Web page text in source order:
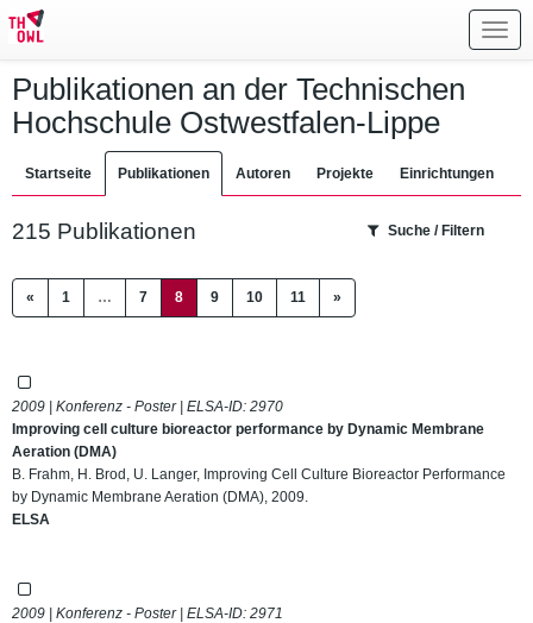
Publikationen an der Technischen
Hochschule Ostwestfalen-Lippe
Startseite Publikationen Autoren Projekte Einrichtungen
215 Publikationen Suche / Filtern
« 1 … 7 8(current)
9 10 11 »
2009 | Konferenz - Poster | ELSA-ID: 2970
Improving cell culture bioreactor performance by Dynamic Membrane
Aeration (DMA)
B. Frahm, H. Brod, U. Langer, Improving Cell Culture Bioreactor Performance
by Dynamic Membrane Aeration (DMA), 2009.
ELSA
2009 | Konferenz - Poster | ELSA-ID: 2971